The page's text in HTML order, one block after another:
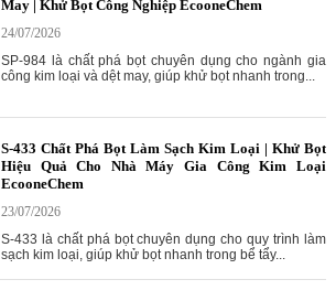
May | Khử Bọt Công Nghiệp EcooneChem
24/07/2026
SP-984 là chất phá bọt chuyên dụng cho ngành gia
công kim loại và dệt may, giúp khử bọt nhanh trong...
S-433 Chất Phá Bọt Làm Sạch Kim Loại | Khử Bọt
Hiệu Quả Cho Nhà Máy Gia Công Kim Loại
EcooneChem
23/07/2026
S-433 là chất phá bọt chuyên dụng cho quy trình làm
sạch kim loại, giúp khử bọt nhanh trong bể tẩy...